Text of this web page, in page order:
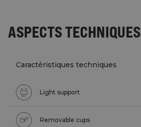
ASPECTS TECHNIQUES
Caractéristiques techniques
Light support
Removable cups